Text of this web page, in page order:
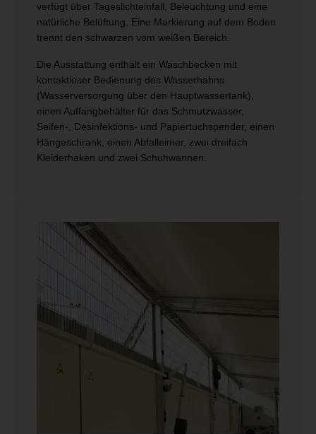
verfügt über Tageslichteinfall, Beleuchtung und eine
natürliche Belüftung. Eine Markierung auf dem Boden
trennt den schwarzen vom weißen Bereich.
Die Ausstattung enthält ein Waschbecken mit
kontaktloser Bedienung des Wasserhahns
(Wasserversorgung über den Hauptwassertank),
einen Auffangbehälter für das Schmutzwasser,
Seifen-, Desinfektions- und Papiertuchspender, einen
Hängeschrank, einen Abfalleimer, zwei dreifach
Kleiderhaken und zwei Schuhwannen.